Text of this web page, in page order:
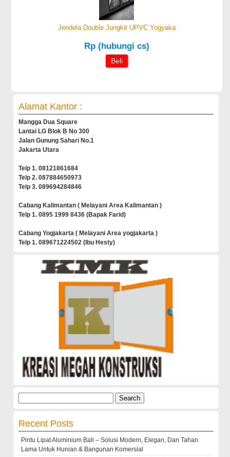
Jendela Double Jungkit UPVC Yogyaka
Rp (hubungi cs)
Beli
Alamat Kantor :
Mangga Dua Square
Lantai LG Blok B No 300
Jalan Gunung Sahari No.1
Jakarta Utara
Telp 1. 08121861684
Telp 2. 087884650973
Telp 3. 089694284846
Cabang Kalimantan ( Melayani Area Kalimantan )
Telp 1. 0895 1999 8436 (Bapak Farid)
Cabang Yogjakarta ( Melayani Area yogjakarta )
Telp 1. 089671224502 (Ibu Hesty)
Recent Posts
Pintu Lipat Aluminium Bali – Solusi Modern, Elegan, Dan Tahan
Lama Untuk Hunian & Bangunan Komersial